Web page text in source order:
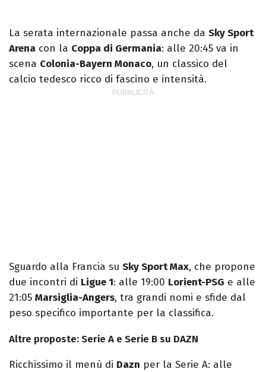
La serata internazionale passa anche da Sky Sport
Arena con la Coppa di Germania: alle 20:45 va in
scena Colonia-Bayern Monaco, un classico del
calcio tedesco ricco di fascino e intensità.
Sguardo alla Francia su Sky Sport Max, che propone
due incontri di Ligue 1: alle 19:00 Lorient-PSG e alle
21:05 Marsiglia-Angers, tra grandi nomi e sfide dal
peso specifico importante per la classifica.
Altre proposte: Serie A e Serie B su DAZN
Ricchissimo il menù di Dazn per la Serie A: alle